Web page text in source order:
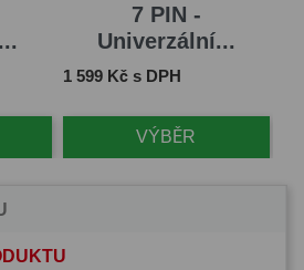
7 PIN -
Univerzální...
Cena
1 599 Kč s DPH
VÝBĚR